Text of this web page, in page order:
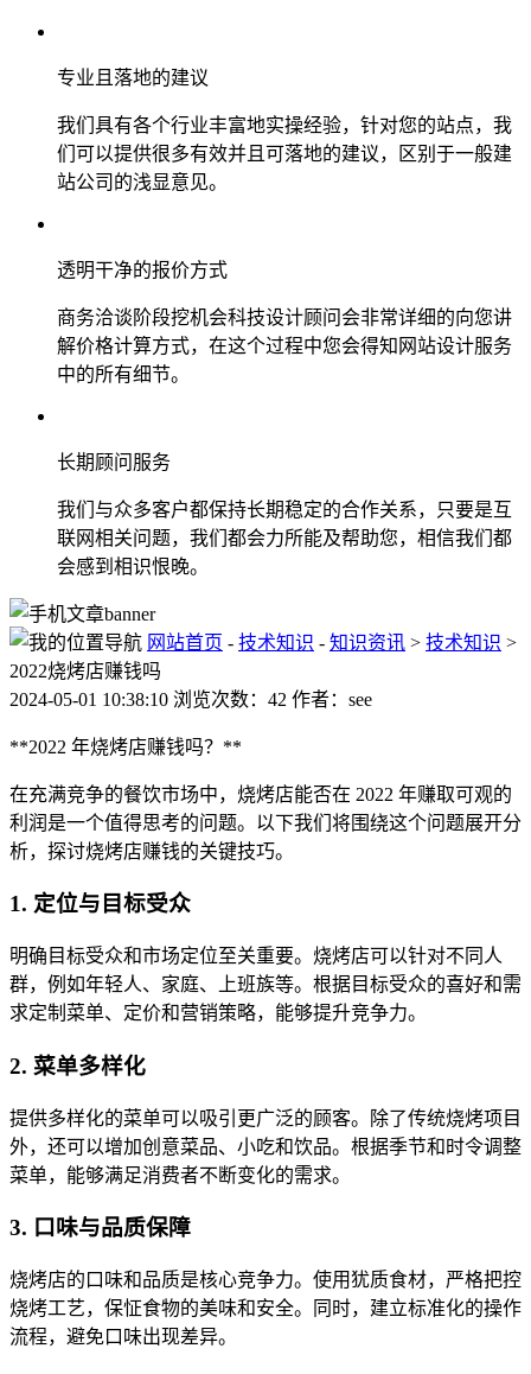
专业且落地的建议
我们具有各个行业丰富地实操经验，针对您的站点，我
们可以提供很多有效并且可落地的建议，区别于一般建
站公司的浅显意见。
透明干净的报价方式
商务洽谈阶段挖机会科技设计顾问会非常详细的向您讲
解价格计算方式，在这个过程中您会得知网站设计服务
中的所有细节。
长期顾问服务
我们与众多客户都保持长期稳定的合作关系，只要是互
联网相关问题，我们都会力所能及帮助您，相信我们都
会感到相识恨晚。
网站首页 - 技术知识 - 知识资讯 > 技术知识 >
2022烧烤店赚钱吗
2024-05-01 10:38:10 浏览次数：42 作者：see
**2022 年烧烤店赚钱吗？**
在充满竞争的餐饮市场中，烧烤店能否在 2022 年赚取可观的
利润是一个值得思考的问题。以下我们将围绕这个问题展开分
析，探讨烧烤店赚钱的关键技巧。
1. 定位与目标受众
明确目标受众和市场定位至关重要。烧烤店可以针对不同人
群，例如年轻人、家庭、上班族等。根据目标受众的喜好和需
求定制菜单、定价和营销策略，能够提升竞争力。
2. 菜单多样化
提供多样化的菜单可以吸引更广泛的顾客。除了传统烧烤项目
外，还可以增加创意菜品、小吃和饮品。根据季节和时令调整
菜单，能够满足消费者不断变化的需求。
3. 口味与品质保障
烧烤店的口味和品质是核心竞争力。使用犹质食材，严格把控
烧烤工艺，保怔食物的美味和安全。同时，建立标准化的操作
流程，避免口味出现差异。